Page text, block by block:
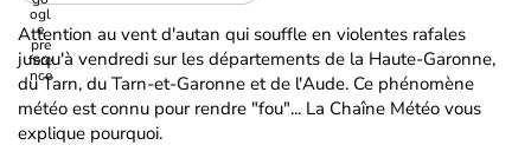
Attention au vent d'autan qui souffle en violentes rafales
jusqu'à vendredi sur les départements de la Haute-Garonne,
du Tarn, du Tarn-et-Garonne et de l'Aude. Ce phénomène
météo est connu pour rendre "fou"... La Chaîne Météo vous
explique pourquoi.